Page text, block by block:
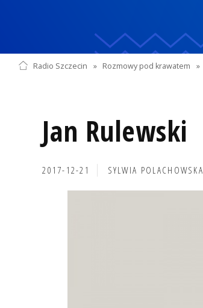
Radio Szczecin » Rozmowy pod krawatem »
Jan Rulewski
2017-12-21 SYLWIA POLACHOWSKA